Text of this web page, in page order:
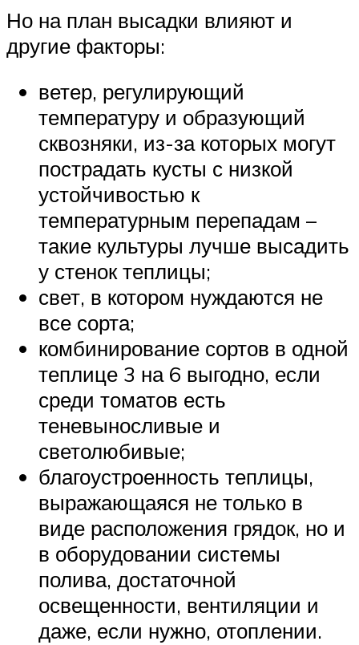
Но на план высадки влияют и
другие факторы:
ветер, регулирующий
температуру и образующий
сквозняки, из-за которых могут
пострадать кусты с низкой
устойчивостью к
температурным перепадам –
такие культуры лучше высадить
у стенок теплицы;
свет, в котором нуждаются не
все сорта;
комбинирование сортов в одной
теплице 3 на 6 выгодно, если
среди томатов есть
теневыносливые и
светолюбивые;
благоустроенность теплицы,
выражающаяся не только в
виде расположения грядок, но и
в оборудовании системы
полива, достаточной
освещенности, вентиляции и
даже, если нужно, отоплении.